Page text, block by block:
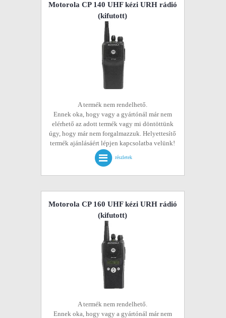
Motorola CP 140 UHF kézi URH rádió
(kifutott)
A termék nem rendelhető.
Ennek oka, hogy vagy a gyártónál már nem
elérhető az adott termék vagy mi döntöttünk
úgy, hogy már nem forgalmazzuk. Helyettesítő
termék ajánlásáért lépjen kapcsolatba velünk!
részletek
Motorola CP 160 UHF kézi URH rádió
(kifutott)
A termék nem rendelhető.
Ennek oka, hogy vagy a gyártónál már nem